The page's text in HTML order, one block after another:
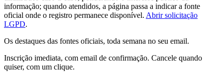
informação; quando atendidos, a página passa a indicar a fonte
oficial onde o registro permanece disponível. Abrir solicitação
LGPD.
Os destaques das fontes oficiais, toda semana no seu email.
Inscrição imediata, com email de confirmação. Cancele quando
quiser, com um clique.